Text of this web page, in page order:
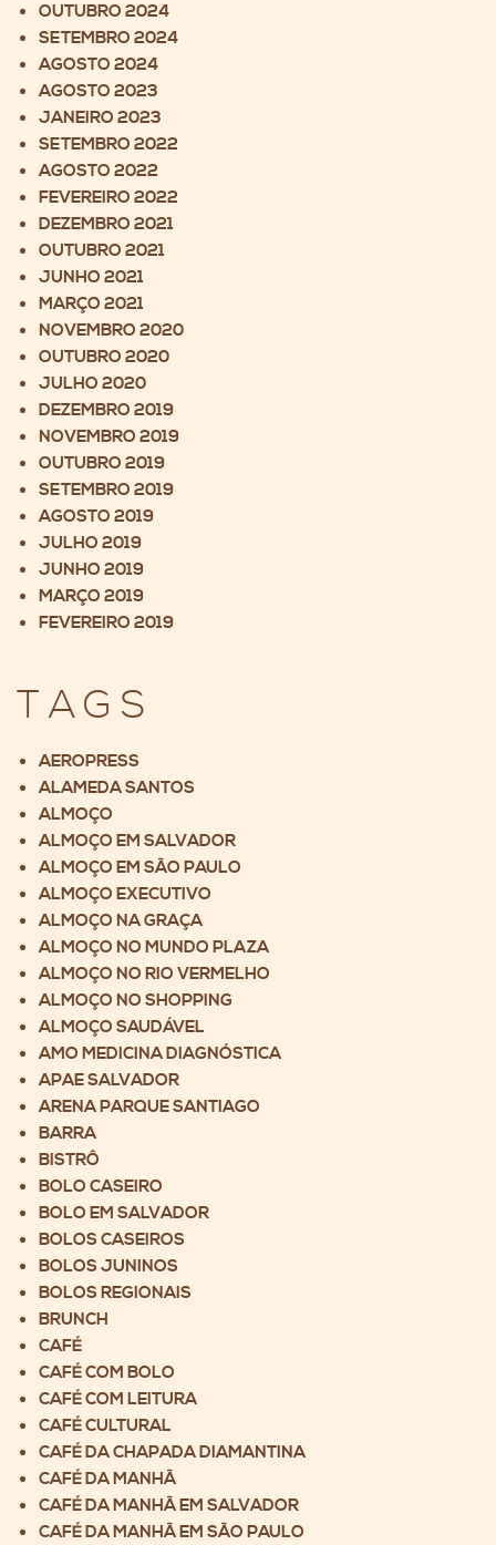
OUTUBRO 2024
SETEMBRO 2024
AGOSTO 2024
AGOSTO 2023
JANEIRO 2023
SETEMBRO 2022
AGOSTO 2022
FEVEREIRO 2022
DEZEMBRO 2021
OUTUBRO 2021
JUNHO 2021
MARÇO 2021
NOVEMBRO 2020
OUTUBRO 2020
JULHO 2020
DEZEMBRO 2019
NOVEMBRO 2019
OUTUBRO 2019
SETEMBRO 2019
AGOSTO 2019
JULHO 2019
JUNHO 2019
MARÇO 2019
FEVEREIRO 2019
TAGS
AEROPRESS
ALAMEDA SANTOS
ALMOÇO
ALMOÇO EM SALVADOR
ALMOÇO EM SÃO PAULO
ALMOÇO EXECUTIVO
ALMOÇO NA GRAÇA
ALMOÇO NO MUNDO PLAZA
ALMOÇO NO RIO VERMELHO
ALMOÇO NO SHOPPING
ALMOÇO SAUDÁVEL
AMO MEDICINA DIAGNÓSTICA
APAE SALVADOR
ARENA PARQUE SANTIAGO
BARRA
BISTRÔ
BOLO CASEIRO
BOLO EM SALVADOR
BOLOS CASEIROS
BOLOS JUNINOS
BOLOS REGIONAIS
BRUNCH
CAFÉ
CAFÉ COM BOLO
CAFÉ COM LEITURA
CAFÉ CULTURAL
CAFÉ DA CHAPADA DIAMANTINA
CAFÉ DA MANHÃ
CAFÉ DA MANHÃ EM SALVADOR
CAFÉ DA MANHÃ EM SÃO PAULO